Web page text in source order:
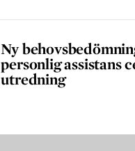
Ny
personlig assistans
utredning